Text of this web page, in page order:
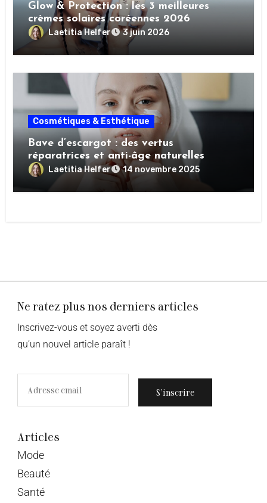
Glow & Protection : les 3 meilleures
crèmes solaires coréennes 2026
Laetitia Helfer 3 juin 2026
Cosmétiques & Esthétique
Bave d’escargot : des vertus
réparatrices et anti-âge naturelles
Laetitia Helfer 14 novembre 2025
Ne ratez plus nos derniers articles
Inscrivez-vous et soyez averti dès
qu’un nouvel article paraît !
S’inscrire
Articles
Mode
Beauté
Santé